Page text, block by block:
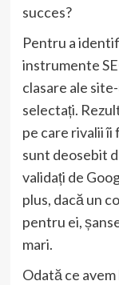
succes?
Pentru a
instrumente
clasare ale
selectați.
pe care rivalii
sunt deosebit
validați de
plus, dacă un
pentru ei,
mari.
Odată ce